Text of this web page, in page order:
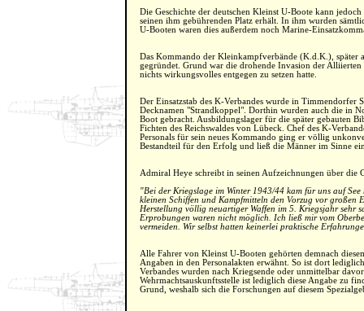
Die Geschichte der deutschen Kleinst U-Boote kann
seinen ihm gebührenden Platz erhält. In ihm wurden
U-Booten waren dies außerdem noch Marine-
Das Kommando der Kleinkampfverbände (K.d.K.), später
gegründet. Grund war die drohende Invasion der Alliierten
nichts wirkungsvolles entgegen zu setzen hatte.
Der Einsatzstab des K-Verbandes wurde in Timmendorfer
Decknamen "Strandkoppel". Dorthin wurden auch die in
Boot gebracht. Ausbildungslager für die später gebauten
Fichten des Reichswaldes von Lübeck. Chef des K-
Personals für sein neues Kommando ging er völlig
Bestandteil für den Erfolg und ließ die Männer im Sinne
Admiral Heye schreibt in seinen Aufzeichnungen über die
"Bei der Kriegslage im Winter 1943/44 kam für uns auf
kleinen Schiffen und Kampfmitteln den Vorzug vor großen
Herstellung völlig neuartiger Waffen im 5. Kriegsjahr sehr
Erprobungen waren nicht möglich. Ich ließ mir vom
vermeiden. Wir selbst hatten keinerlei praktische
Alle Fahrer von Kleinst U-Booten gehörten demnach
Angaben in den Personalakten erwähnt. So ist dort
Verbandes wurden nach Kriegsende oder unmittelbar
Wehrmachtsauskunftsstelle ist lediglich diese Angabe zu
Grund, weshalb sich die Forschungen auf diesem